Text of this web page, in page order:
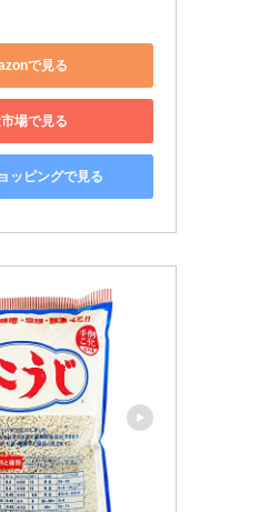
で見る
場で見る
ッピングで見る